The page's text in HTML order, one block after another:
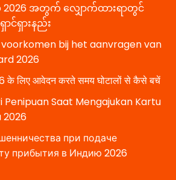
အတွက် လျှောက်ထားရာတွင်
င်ရှားနည်း
bij het aanvragen van
2026
के लिए आवेदन करते समय घोटालों से कैसे बचें
Saat Mengajukan Kartu
2026
при подаче
прибытия в Индию 2026